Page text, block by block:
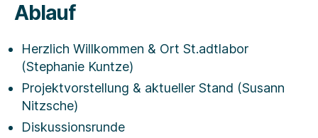
Ablauf
Herzlich Willkommen & Ort St.adtlabor
(Stephanie Kuntze)
Projektvorstellung & aktueller Stand (Susann
Nitzsche)
Diskussionsrunde